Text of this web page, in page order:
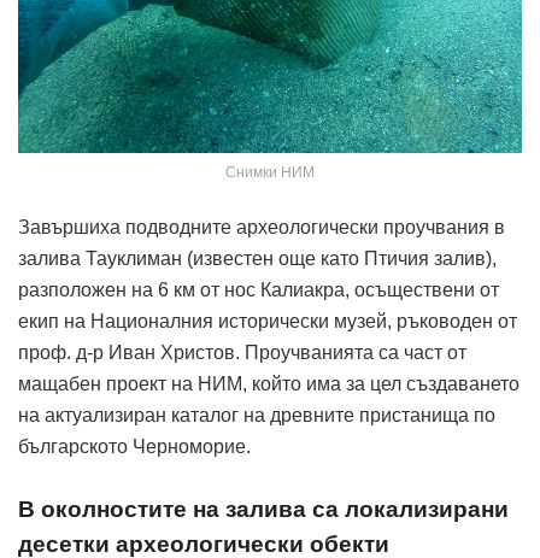
Снимки НИМ
Завършиха подводните археологически проучвания в
залива Тауклиман (известен още като Птичия залив),
разположен на 6 км от нос Калиакра, осъществени от
екип на Националния исторически музей, ръководен от
проф. д-р Иван Христов. Проучванията са част от
мащабен проект на НИМ, който има за цел създаването
на актуализиран каталог на древните пристанища по
българското Черноморие.
В околностите на залива са локализирани
десетки археологически обекти